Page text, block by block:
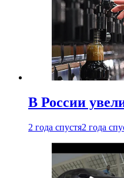
В России
2 года спустя2 года